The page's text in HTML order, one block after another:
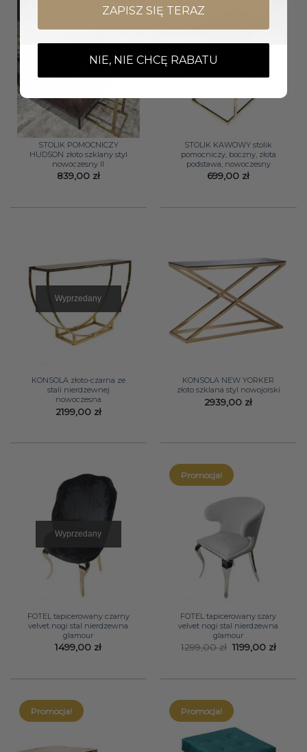
STOLIK POMOCNICZY
HUDSON złoto szklany styl
nowoczesny II
839,00 zł
Wyprzedany
STOLIK KAWOWY stolik
pomocniczy, boczny, złota
podstawa, nowoczesny
699,00 zł
Wyprzedany
KONSOLA złoto-czarna ze
stali nierdzewnej
nowoczesna
2199,00 zł
KONSOLA NEW YORKER
złoto szklana styl nowojorski
2939,00 zł
Wyprzedany
FOTEL tapicerowany czarny
velvet nogi stal nierdzewna
glamour
1499,00 zł
Promocja!
FOTEL tapicerowany szary
velvet nogi stal nierdzewna
glamour
1299,00zł Pierwotna
cena
1199,00 zł
Promocja! Promocja!
ZAPISZ SIĘ TERAZ
NIE, NIE CHCĘ RABATU